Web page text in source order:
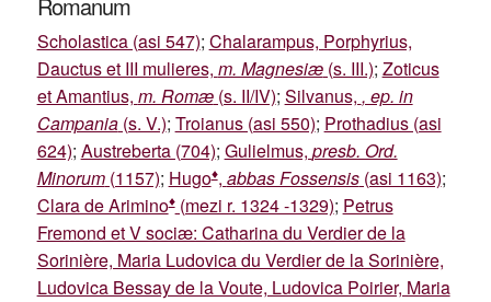
Scholastica (asi 547); Chalarampus, Porphyrius,
Dauctus et III mulieres, m. Magnesiæ(s. III.); Zoticus
et Amantius, m. Romæ(s. II/IV); Silvanus, , ep. in
Campania(s. V.); Troianus (asi 550); Prothadius (asi
624); Austreberta (704); Gulielmus, presb. Ord.
Minorum(1157); Hugo♦, abbas Fossensis(asi 1163);
Clara de Arimino♦(mezi r. 1324 -1329); Petrus
Fremond et V sociæ: Catharina du Verdier de la
Sorinière, Maria Ludovica du Verdier de la Sorinière,
Ludovica Bessay de la Voute, Ludovica Poirier, Maria